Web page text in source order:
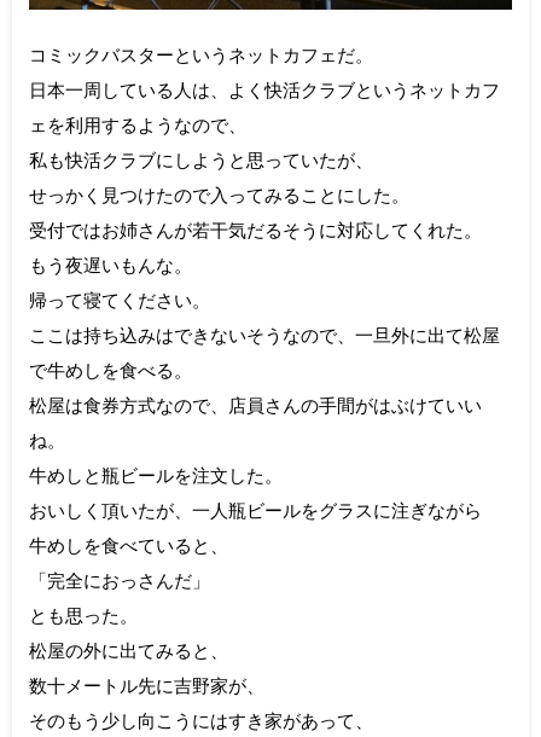
コミックバスターというネットカフェだ。
日本一周している人は、よく快活クラブというネットカフ
ェを利用するようなので、
私も快活クラブにしようと思っていたが、
せっかく見つけたので入ってみることにした。
受付ではお姉さんが若干気だるそうに対応してくれた。
もう夜遅いもんな。
帰って寝てください。
ここは持ち込みはできないそうなので、一旦外に出て松屋
で牛めしを食べる。
松屋は食券方式なので、店員さんの手間がはぶけていい
ね。
牛めしと瓶ビールを注文した。
おいしく頂いたが、一人瓶ビールをグラスに注ぎながら
牛めしを食べていると、
「完全におっさんだ」
とも思った。
松屋の外に出てみると、
数十メートル先に吉野家が、
そのもう少し向こうにはすき家があって、